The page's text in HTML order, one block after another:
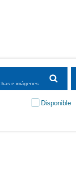
e imágenes
Disponible